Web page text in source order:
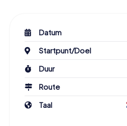
Datum
Startpunt/Doel
Duur
Route
Taal